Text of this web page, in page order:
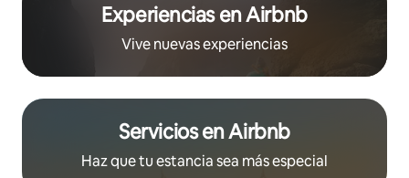
Experiencias en Airbnb
Vive nuevas experiencias
Servicios en Airbnb
Haz que tu estancia sea más especial